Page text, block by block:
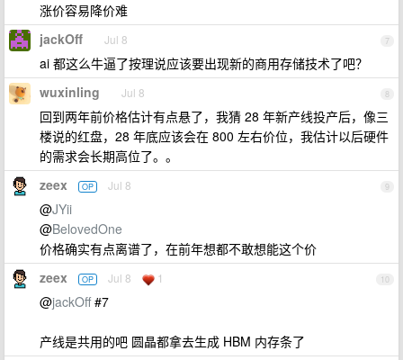
涨价容易降价难
7
jackOff Jul 8
ai 都这么牛逼了按理说应该要出现新的商用存储技术了吧？
8
wuxinling Jul 8
回到两年前价格估计有点悬了，我猜 28 年新产线投产后，像三
楼说的红盘，28 年底应该会在 800 左右价位，我估计以后硬件
的需求会长期高位了。。
9
zeex OP Jul 8
@JYii
@BelovedOne
价格确实有点离谱了，在前年想都不敢想能这个价
10
zeex OP Jul 8 1
@jackOff#7
产线是共用的吧 圆晶都拿去生成 HBM 内存条了